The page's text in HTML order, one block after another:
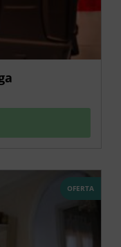
OFERTA